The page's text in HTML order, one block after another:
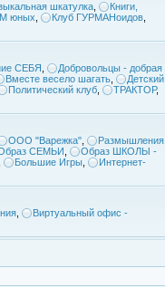
шкатулка
Книги,
юных Клуб ГУРМАНоидов
СЕБЯ
Добровольцы - добрая
Вместе весело шагать
Детский
Политический клуб ТРАКТОР,
ООО "Варежка"
Размышления
СЕМЬИ
Образ ШКОЛЫ -
Большие Игры
Интернет-
Виртуальный офис -